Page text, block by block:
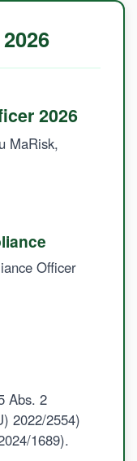
2026
MaRisk,
Officer
Abs. 2
2022/2554)
1689).